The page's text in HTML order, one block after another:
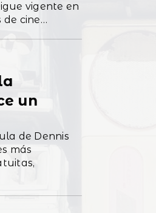
vigente en
cine
en
un
de Dennis
más